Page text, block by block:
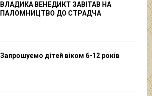
ВЛАДИКА ВЕНЕДИКТ ЗАВІТАВ НА
ПАЛОМНИЦТВО ДО СТРАДЧА
Запрошуємо дітей віком 6-12 років